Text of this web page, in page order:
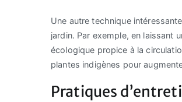
Une autre technique
jardin. Par exemple, en laissant
écologique propice à la
plantes indigènes pour
Pratiques